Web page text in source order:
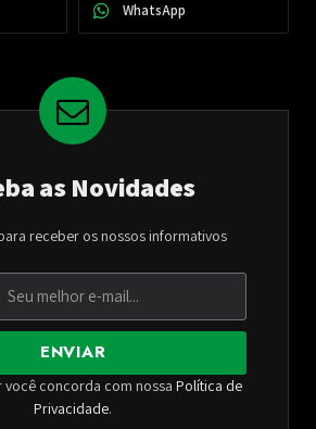
WhatsApp
as Novidades
receber os nossos informativos
ENVIAR
você concorda com nossa Política de
Privacidade.